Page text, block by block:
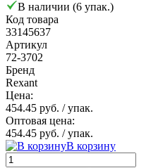
В наличии (6 упак.)
Код товара
33145637
Артикул
72-3702
Бренд
Rexant
Цена:
454.45 руб. / упак.
Оптовая цена:
454.45 руб. / упак.
В корзину